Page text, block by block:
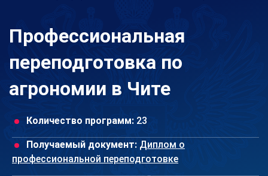
Профессиональная
переподготовка по
агрономии в Чите
Количество программ: 23
Получаемый документ: Диплом о
профессиональной переподготовке